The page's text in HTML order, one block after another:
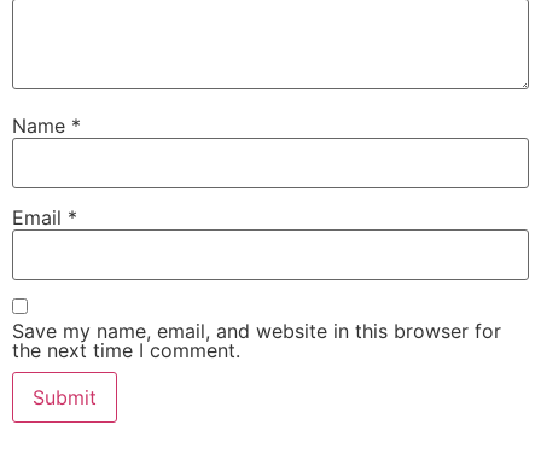
Name *
Email *
Save my name, email, and website in this browser for
the next time I comment.